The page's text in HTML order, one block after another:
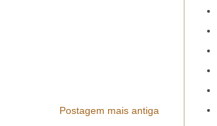
Postagem mais antiga